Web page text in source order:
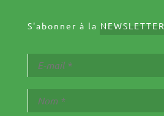
S'abonner à la NEWSLETTER